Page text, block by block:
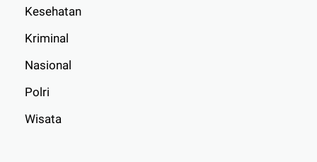
Kesehatan
Kriminal
Nasional
Polri
Wisata